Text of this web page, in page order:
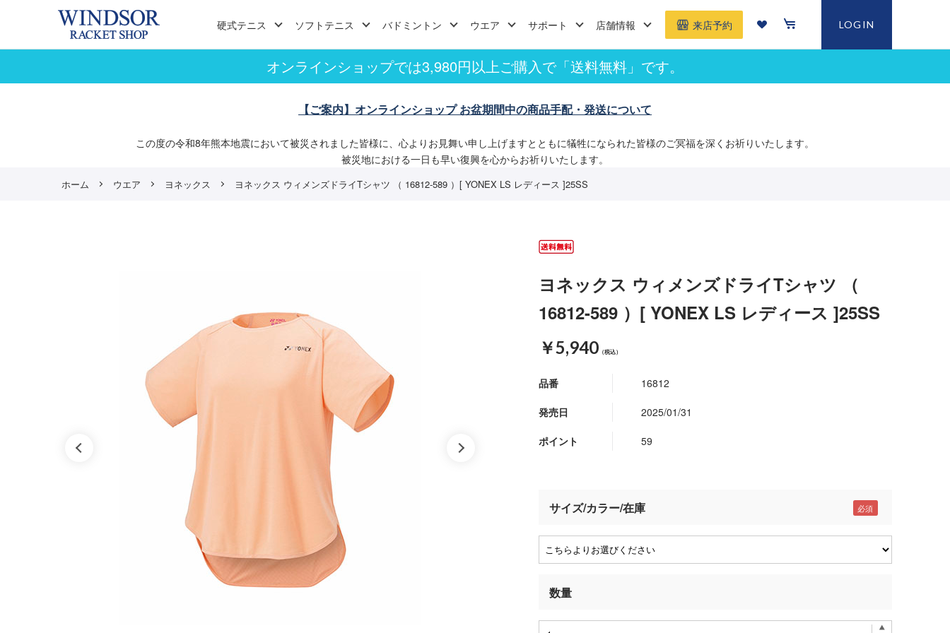
硬式テニス ソフトテニス バドミントン ウエア サポート 店舗情報 来店予約 LOGIN
オンラインショップでは3,980円以上ご購入で「送料無料」です。
【ご案内】オンラインショップ お盆期間中の商品手配・発送について
この度の令和8年熊本地震において被災されました皆様に、心よりお見舞い申し上げますとともに犠牲になられた皆様のご冥福を深くお祈りいたします。
被災地における一日も早い復興を心からお祈りいたします。
ホーム ウエア ヨネックス ヨネックス ウィメンズドライTシャツ （ 16812-589 ）[ YONEX LS レディース ]25SS
ヨネックス ウィメンズドライTシャツ （
16812-589 ）[ YONEX LS レディース ]25SS
￥5,940 （税込）
品番 16812
発売日 2025/01/31
ポイント 59
サイズ/カラー/在庫